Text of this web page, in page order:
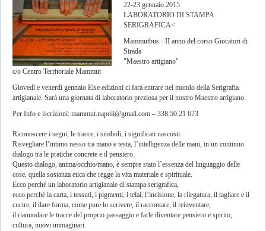
22-23 gennaio 2015
LABORATORIO DI STAMPA
SERIGRAFICA<
Mammutbus - II anno del corso Giocatori di
Strada
"Maestro artigiano"
c/o Centro Territoriale Mammut
Giovedì e venerdì gennaio Else edizioni ci farà entrare nel mondo della Serigrafia
artigianale. Sarà una giornata di laboratorio preziosa per il nostro Maestro artigiano.
Per Info e iscrizioni: mammut.napoli@gmail.com – 338.50 21 673
Riconoscere i segni, le tracce, i simboli, i significati nascosti.
Risvegliare l’intimo nesso tra mano e testa, l’intelligenza delle mani, in un continuo
dialogo tra le pratiche concrete e il pensiero.
Questo dialogo, anima/occhio/mano, è sempre stato l’essenza del linguaggio delle
cose, quella sostanza etica che regge la vita materiale e spirituale.
Ecco perché un laboratorio artigianale di stampa serigrafica,
ecco perché la carta, i tessuti, i pigmenti, i telai, l’incisione, la rilegatura, il tagliare e il
cucire, il dare forma, come pure lo scrivere, il raccontare, il reinventare,
il riannodare le tracce del proprio passaggio e farle diventare pensiero e spirito,
cultura, nuovi immaginari.